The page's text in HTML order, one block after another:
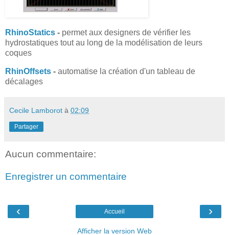
RhinoStatics - permet aux designers de vérifier les
hydrostatiques tout au long de la modélisation de leurs
coques
RhinOffsets - automatise la création d'un tableau de
décalages
Cecile Lamborot à 02:09
Partager
Aucun commentaire:
Enregistrer un commentaire
‹ ›
Accueil
Afficher la version Web